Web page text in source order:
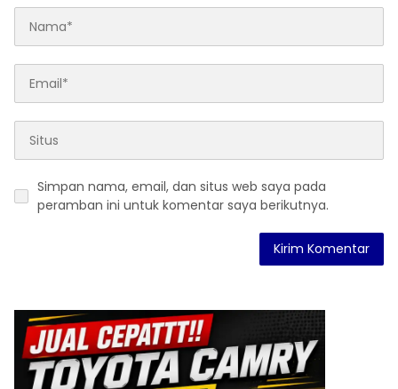
Simpan nama, email, dan situs web saya pada
peramban ini untuk komentar saya berikutnya.